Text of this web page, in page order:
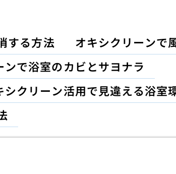
する方法
オキシクリーンで
ンで浴室のカビとサヨナラ
シクリーン活用で見違える浴室